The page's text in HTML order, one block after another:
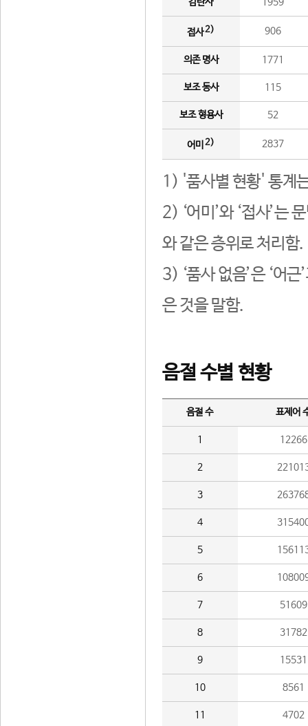
접사2) 906
의존 명사 1771
보조 동사 115
보조 형용사 52
어미 2) 2837
1) '품사별 현황' 통계
2) ‘어미’와 ‘접사’는
와 같은 층위로 처리함.
3) ‘품사 없음’은 ‘어
은 것을 말함.
음절 수별 현황
음절 수 표제어
1 12266
2
3
4
5
6
7 51609
8 31782
9 15531
10 8561
11 4702